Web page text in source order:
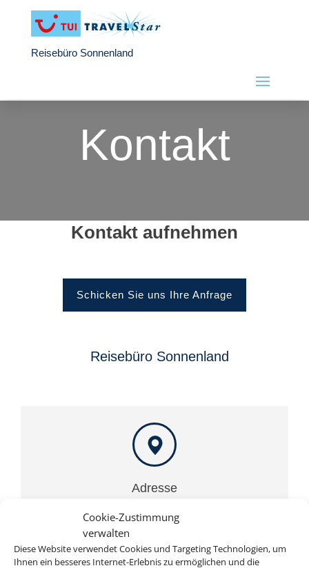
Cookie-Zustimmung
verwalten
Diese Website verwendet Cookies und Targeting Technologien, um
Ihnen ein besseres Internet-Erlebnis zu ermöglichen und die
Reisebüro Sonnenland
Kontakt
Kontakt aufnehmen
Schicken Sie uns Ihre Anfrage
Reisebüro Sonnenland
Adresse
Marktstraße 21-23
D-99610 Sömmerda